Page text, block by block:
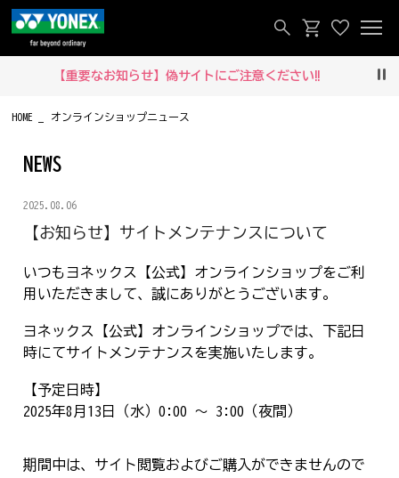
【重要なお知らせ】偽サイトにご注意ください‼
HOME オンラインショップニュース
NEWS
2025.08.06
【お知らせ】サイトメンテナンスについて
いつもヨネックス【公式】オンラインショップをご利
用いただきまして、誠にありがとうございます。
ヨネックス【公式】オンラインショップでは、下記日
時にてサイトメンテナンスを実施いたします。
【予定日時】
2025年8月13日（水）0:00 ～ 3:00（夜間）
期間中は、サイト閲覧およびご購入ができませんので